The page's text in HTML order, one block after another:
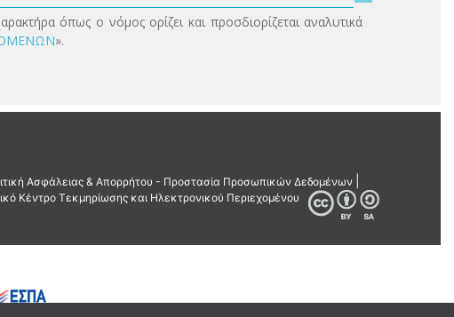
όπως ο νόμος ορίζει και προσδιορίζεται αναλυτικά
».